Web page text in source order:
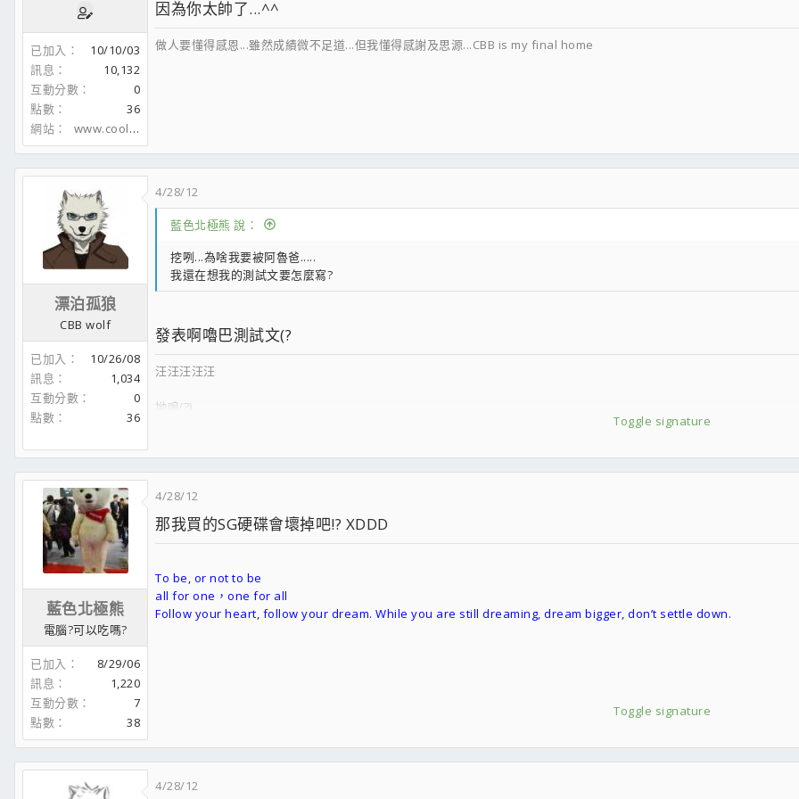
已加入
10/10/03
訊息
10,132
互動分數
0
點數
36
網站
www.coolaler.com
因為你太帥了...^^
做人要懂得感恩...雖然成績微不足道...但我懂得感謝及思源...CBB is my final home
漂泊孤狼
CBB wolf
已加入
10/26/08
訊息
1,034
互動分數
0
點數
36
4/28/12
藍色北極熊 說：
挖咧...為啥我要被阿魯爸.....
我還在想我的測試文要怎麼寫?
發表啊嚕巴測試文(?
Toggle signature
汪汪汪汪汪
坳嗚(?)
CBB QR碼
藍色北極熊
電腦?可以吃嗎?
已加入
8/29/06
訊息
1,220
互動分數
7
點數
38
4/28/12
那我買的SG硬碟會壞掉吧!? XDDD
Toggle signature
To be, or not to be
all for one，one for all
Follow your heart, follow your dream. While you are still dreaming, dream bigger, don’t settle down.
4/28/12